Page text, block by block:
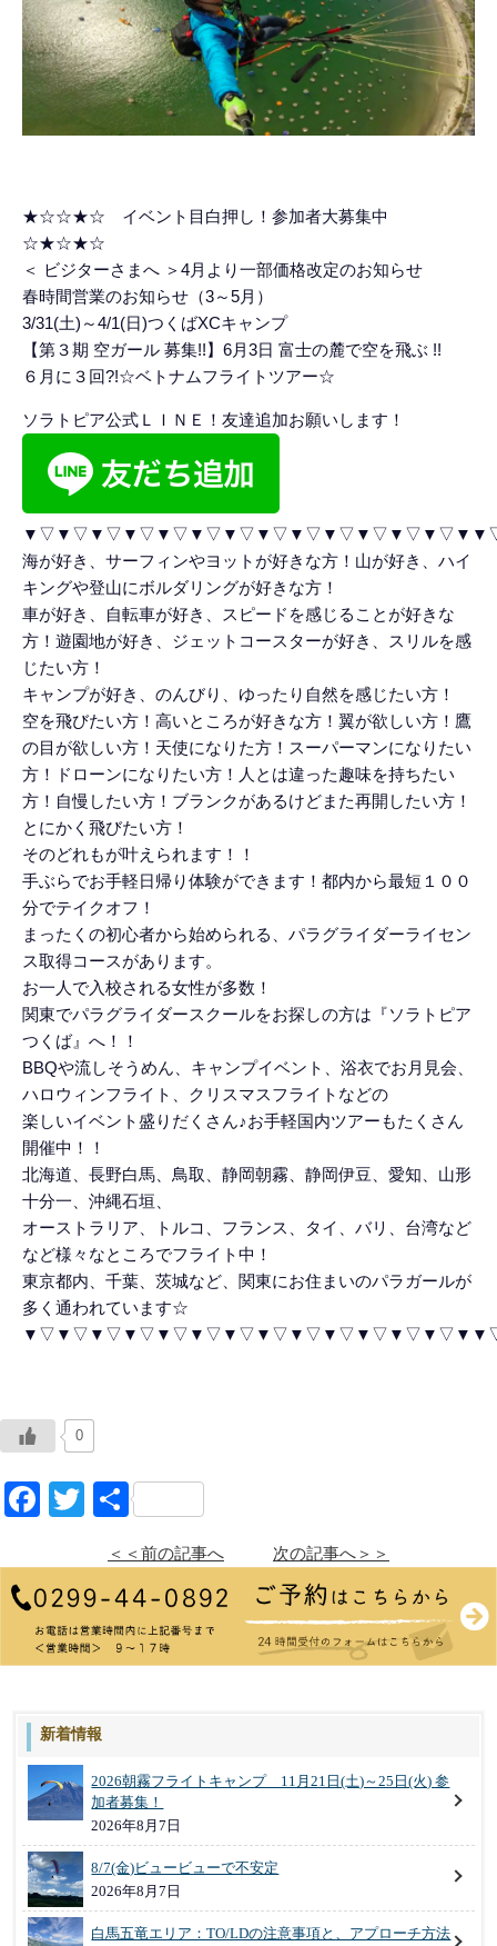
★☆☆★☆ イベント目白押し！参加者大募集中
☆★☆★☆
＜ ビジターさまへ ＞4月より一部価格改定のお知らせ
春時間営業のお知らせ（3～5月）
3/31(土)～4/1(日)つくばXCキャンプ
【第３期 空ガール 募集!!】6月3日 富士の麓で空を飛ぶ !!
６月に３回?!☆ベトナムフライトツアー☆
ソラトピア公式ＬＩＮＥ！友達追加お願いします！
海が好き、サーフィンやヨットが好きな方！山が好き、ハイ
キングや登山にボルダリングが好きな方！
車が好き、自転車が好き、スピードを感じることが好きな
方！遊園地が好き、ジェットコースターが好き、スリルを感
じたい方！
キャンプが好き、のんびり、ゆったり自然を感じたい方！
空を飛びたい方！高いところが好きな方！翼が欲しい方！鷹
の目が欲しい方！天使になりた方！スーパーマンになりたい
方！ドローンになりたい方！人とは違った趣味を持ちたい
方！自慢したい方！ブランクがあるけどまた再開したい方！
とにかく飛びたい方！
そのどれもが叶えられます！！
手ぶらでお手軽日帰り体験ができます！都内から最短１００
分でテイクオフ！
まったくの初心者から始められる、パラグライダーライセン
ス取得コースがあります。
お一人で入校される女性が多数！
関東でパラグライダースクールをお探しの方は『ソラトピア
つくば』へ！！
BBQや流しそうめん、キャンプイベント、浴衣でお月見会、
ハロウィンフライト、クリスマスフライトなどの
楽しいイベント盛りだくさん♪お手軽国内ツアーもたくさん
開催中！！
北海道、長野白馬、鳥取、静岡朝霧、静岡伊豆、愛知、山形
十分一、沖縄石垣、
オーストラリア、トルコ、フランス、タイ、バリ、台湾など
など様々なところでフライト中！
東京都内、千葉、茨城など、関東にお住まいのパラガールが
多く通われています☆
0
Facebook
Twitter
共
＜＜前の記事へ 次の記事へ＞＞
新着情報
2026朝霧フライトキャンプ 11月21日(土)～25日(火) 参
加者募集！
2026年8月7日
8/7(金)ビュービューで不安定
2026年8月7日
白馬五竜エリア：TO/LDの注意事項と、アプローチ方法